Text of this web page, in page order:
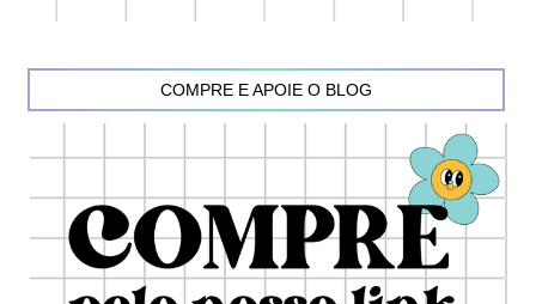
COMPRE E APOIE O BLOG